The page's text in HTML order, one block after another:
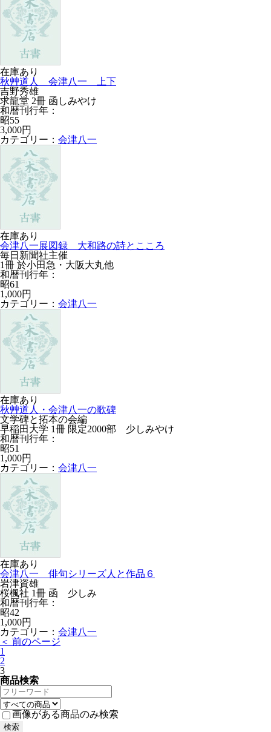
在庫あり
秋艸道人 会津八一 上下
吉野秀雄
求龍堂 2冊 函しみやけ
和暦刊行年：
昭55
3,000円
カテゴリー： 会津八一
在庫あり
会津八一展図録 大和路の詩とこころ
毎日新聞社主催
1冊 於小田急・大阪大丸他
和暦刊行年：
昭61
1,000円
カテゴリー： 会津八一
在庫あり
秋艸道人・会津八一の歌碑
文学碑と拓本の会編
早稲田大学 1冊 限定2000部 少しみやけ
和暦刊行年：
昭51
1,000円
カテゴリー： 会津八一
在庫あり
会津八一 俳句シリーズ人と作品６
岩津資雄
桜楓社 1冊 函 少しみ
和暦刊行年：
昭42
1,000円
カテゴリー： 会津八一
＜ 前のページ
1
2
3
商品検索
画像がある商品のみ検索